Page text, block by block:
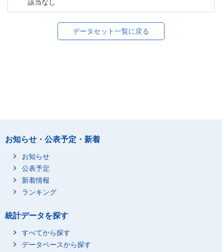
該当なし
データセット一覧に戻る
お知らせ・公表予定・新着
お知らせ
公表予定
新着情報
ランキング
統計データを探す
すべてから探す
データベースから探す